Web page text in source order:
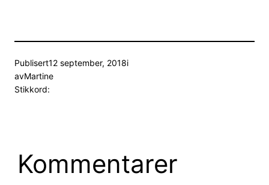
Publisert12 september, 2018i
avMartine
Stikkord:
Kommentarer